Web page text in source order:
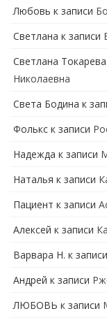
Любовь к записи
Светлана к записи
Cветлана Токарева
Николаевна
Света Бодина к
Фолькс к записи
Надежда к записи
Наталья к записи
Пациент к записи
Алексей к записи
Варвара Н. к записи
Андрей к записи
ЛЮБОВЬ к записи